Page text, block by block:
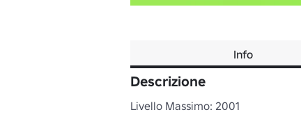
Info
Descrizione
Livello Massimo: 2001